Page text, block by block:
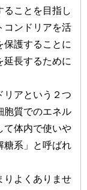
ことを目指し
コンドリアを活
保護することに
延長するために
アという２つ
胞質でのエネル
て体内で使いや
糖系」と呼ばれ
よくありませ